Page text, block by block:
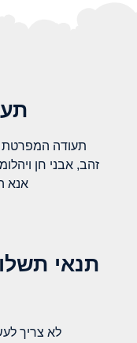
תעודה המפרטת
זהב, אבני חן
אנא
תנאי
לא צריך